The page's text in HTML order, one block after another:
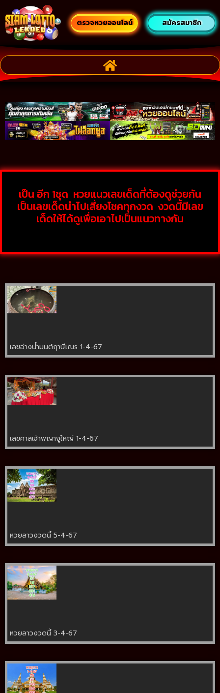
ตรวจหวยออนไลน์ สมัครสมาชิก
เป็น อีก 1ชุด หวยแนวเลขเด็ดที่ต้องดูช่วยกัน
เป็นเลขเด็ดนำไปเสี่ยงโชคทุกงวด งวดนี้มีเลข
เด็ดให้ได้ดูเพื่อเอาไปเป็นแนวทางกัน
เลขอ่างน้ำมนต์ฤาษีเณร 1-4-67
เลขศาลเจ้าพญางูใหญ่ 1-4-67
หวยลาวงวดนี้ 5-4-67
หวยลาวงวดนี้ 3-4-67